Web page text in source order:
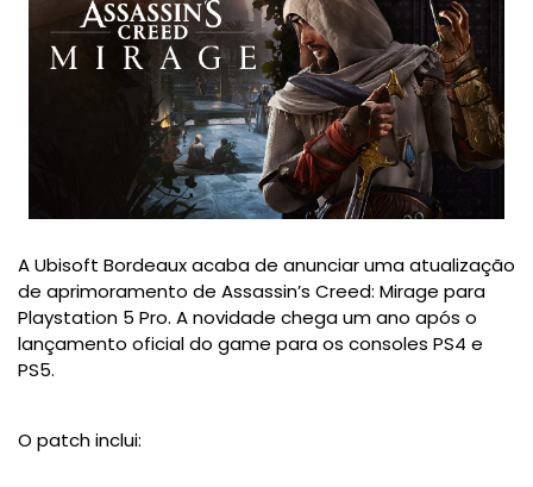
A Ubisoft Bordeaux acaba de anunciar uma atualização
de aprimoramento de Assassin’s Creed: Mirage para
Playstation 5 Pro. A novidade chega um ano após o
lançamento oficial do game para os consoles PS4 e
PS5.
O patch inclui: